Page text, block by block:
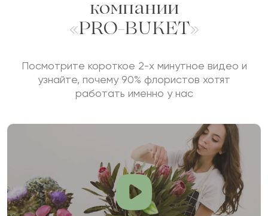
компании
«PRO-BUKET»
Посмотрите короткое 2-х минутное видео и
узнайте, почему 90% флористов хотят
работать именно у нас